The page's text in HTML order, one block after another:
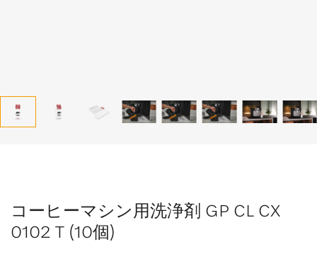
コーヒーマシン用洗浄剤 GP CL CX
0102 T (10個)